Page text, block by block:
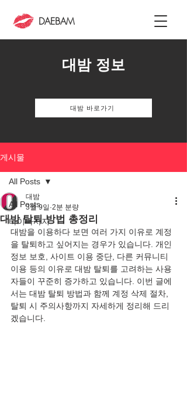
DAEBAM
대밤 정보
대밤 바로가기
게시물
All Posts
타이마사지
All Posts
대밤 탈퇴 방법 총정리
대밤
3월 9일 2분 분량
대밤을 이용하다 보면 여러 가지 이유로 계정
을 탈퇴하고 싶어지는 경우가 있습니다. 개인
정보 보호, 사이트 이용 중단, 다른 커뮤니티
이용 등의 이유로 대밤 탈퇴를 고려하는 사용
자들이 꾸준히 증가하고 있습니다. 이번 글에
서는 대밤 탈퇴 방법과 함께 계정 삭제 절차,
탈퇴 시 주의사항까지 자세하게 정리해 드리
겠습니다.